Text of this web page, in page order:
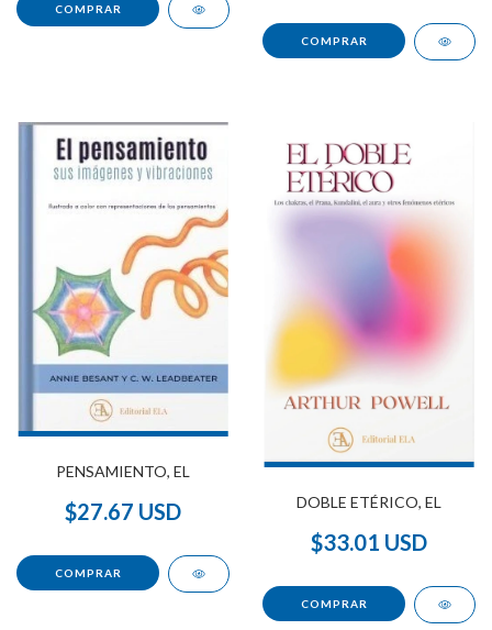
PENSAMIENTO, EL
$27.67 USD DOBLE ETÉRICO, EL
$33.01 USD